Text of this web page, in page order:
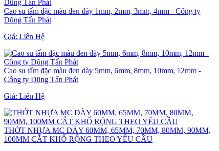
Cao su tấm đặc màu đen dày 1mm, 2mm, 3mm, 4mm - Công ty
Dũng Tấn Phát
Giá: Liên Hệ
Cao su tấm đặc màu đen dày 5mm, 6mm, 8mm, 10mm, 12mm -
Công ty Dũng Tấn Phát
Giá: Liên Hệ
THỚT NHỰA MC DÀY 60MM, 65MM, 70MM, 80MM, 90MM,
100MM CẮT KHỔ RỘNG THEO YÊU CẦU